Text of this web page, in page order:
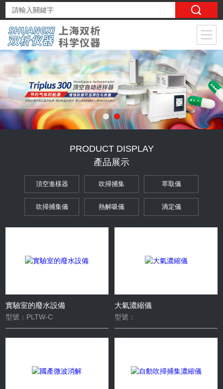
PRODUCT DISPLAY
產品展示
頂空進樣器 吹掃捕集 萃取儀
吹掃捕集儀 熱解吸儀 滴定儀
分析儀 色譜儀 電導率儀
實驗室的廢水設備
型號：PLTW-C
大氣濃縮儀
型號：